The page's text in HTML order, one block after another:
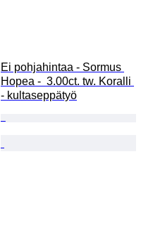
Ei pohjahintaa - Sormus
Hopea -  3.00ct. tw. Koralli
- kultaseppätyö